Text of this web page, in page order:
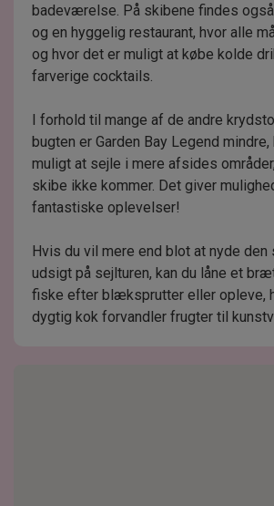
badeværelse. På skibene findes
og en hyggelig restaurant, hvor alle
og hvor det er muligt at købe kolde
farverige cocktails.
I forhold til mange af de andre
bugten er Garden Bay Legend
muligt at sejle i mere afsides
skibe ikke kommer. Det giver
fantastiske oplevelser!
Hvis du vil mere end blot at nyde
udsigt på sejlturen, kan du låne et
fiske efter blæksprutter eller opleve,
dygtig kok forvandler frugter til